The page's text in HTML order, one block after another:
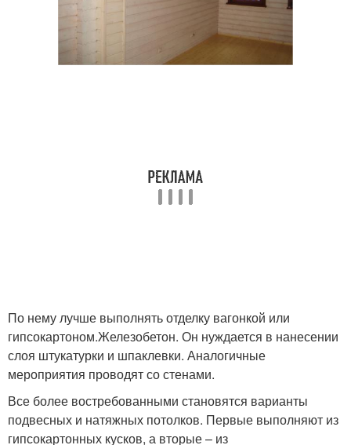
По нему лучше выполнять отделку вагонкой или
гипсокартоном.Железобетон. Он нуждается в нанесении
слоя штукатурки и шпаклевки. Аналогичные
мероприятия проводят со стенами.
Все более востребованными становятся варианты
подвесных и натяжных потолков. Первые выполняют из
гипсокартонных кусков, а вторые – из